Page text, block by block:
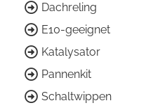
Dachreling
E10-geeignet
Katalysator
Pannenkit
Schaltwippen